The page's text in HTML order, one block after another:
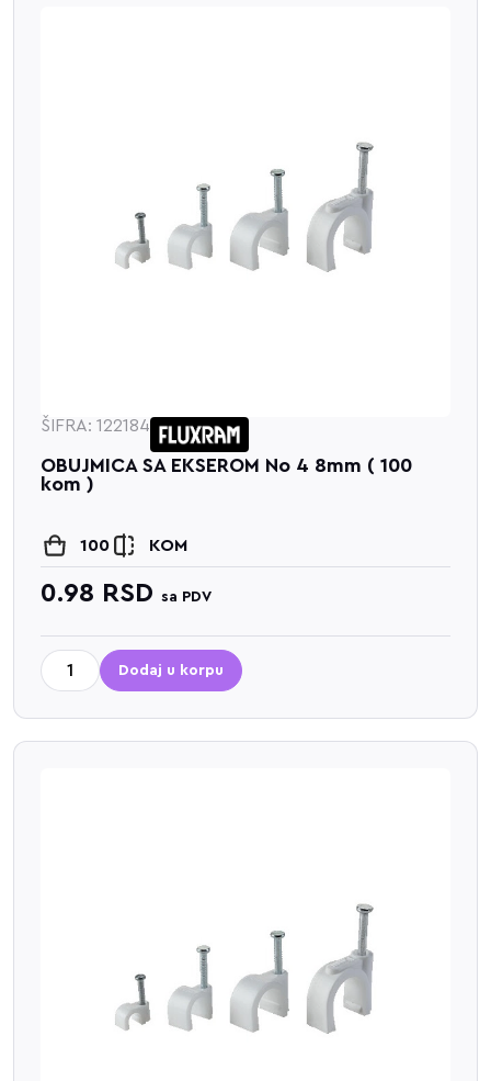
ŠIFRA: 122184
OBUJMICA SA EKSEROM No 4 8mm ( 100
kom )
100 KOM
0.98 RSD sa PDV
Dodaj u korpu